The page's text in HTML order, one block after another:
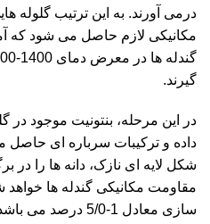
درمی آورند. به این ترتیب گلوله
مکانیکی لازم حاصل می شود که
گیرند.
در این مرحله، بنتونیت موجود در
داده و ترکیبات سرباره ای حاصل
شکل لایه ای نازک، دانه ها را در
مقاومت مکانیکی گندله ها خواهد
سازی معادل 1-5/0 درصد می باشد.